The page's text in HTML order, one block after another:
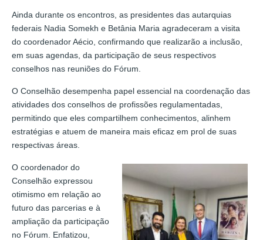
Ainda durante os encontros, as presidentes das autarquias
federais Nadia Somekh e Betânia Maria agradeceram a visita
do coordenador Aécio, confirmando que realizarão a inclusão,
em suas agendas, da participação de seus respectivos
conselhos nas reuniões do Fórum.
O Conselhão desempenha papel essencial na coordenação das
atividades dos conselhos de profissões regulamentadas,
permitindo que eles compartilhem conhecimentos, alinhem
estratégias e atuem de maneira mais eficaz em prol de suas
respectivas áreas.
O coordenador do
Conselhão expressou
otimismo em relação ao
futuro das parcerias e à
ampliação da participação
no Fórum. Enfatizou,